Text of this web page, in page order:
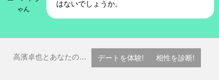
ゃん
はないでしょうか。
高濱卓也とあなたの… デートを体験! 相性を診断!